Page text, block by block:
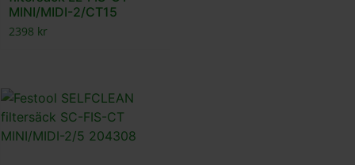
MINI/MIDI-2/CT15
2398 kr